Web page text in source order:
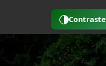
Contraste